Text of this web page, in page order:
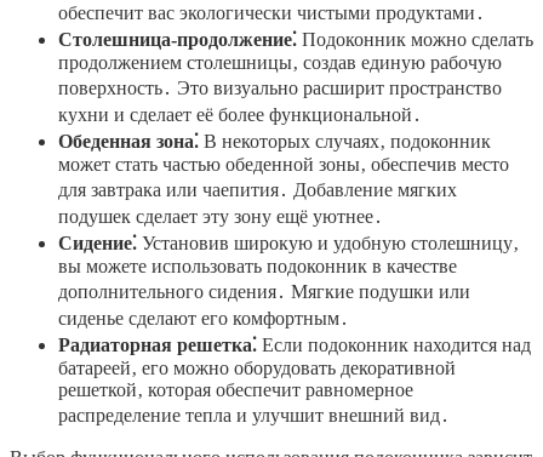
обеспечит вас экологически чистыми продуктами․
Столешница-продолжение⁚ Подоконник можно сделать
продолжением столешницы‚ создав единую рабочую
поверхность․ Это визуально расширит пространство
кухни и сделает её более функциональной․
Обеденная зона⁚ В некоторых случаях‚ подоконник
может стать частью обеденной зоны‚ обеспечив место
для завтрака или чаепития․ Добавление мягких
подушек сделает эту зону ещё уютнее․
Сидение⁚ Установив широкую и удобную столешницу‚
вы можете использовать подоконник в качестве
дополнительного сидения․ Мягкие подушки или
сиденье сделают его комфортным․
Радиаторная решетка⁚ Если подоконник находится над
батареей‚ его можно оборудовать декоративной
решеткой‚ которая обеспечит равномерное
распределение тепла и улучшит внешний вид․